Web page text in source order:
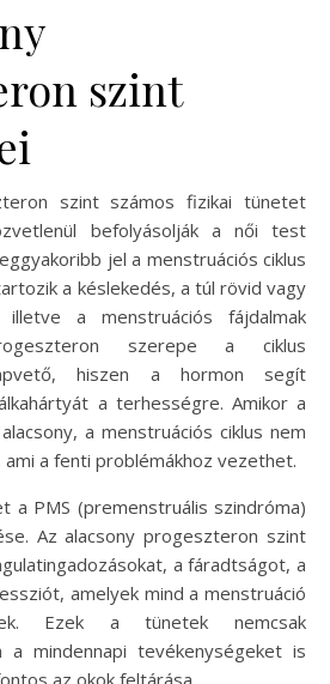
szint
szint számos fizikai tünetet
befolyásolják a női test
jel a menstruációs ciklus
a késlekedés, a túl rövid vagy
a menstruációs fájdalmak
szerepe a ciklus
hiszen a hormon segít
a terhességre. Amikor a
a menstruációs ciklus nem
ami a fenti problémákhoz vezethet.
a PMS (premenstruális szindróma)
Az alacsony progeszteron szint
a fáradtságot, a
amelyek mind a menstruáció
Ezek a tünetek nemcsak
a mindennapi tevékenységeket is
az okok feltárása.